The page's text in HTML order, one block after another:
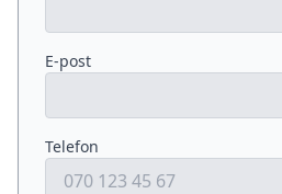
E-post
Telefon